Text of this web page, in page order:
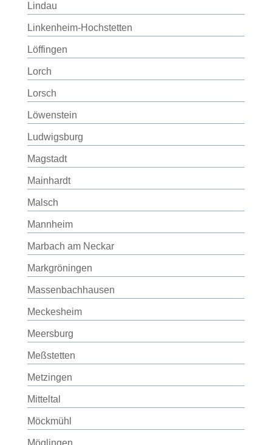
Lindau
Linkenheim-Hochstetten
Löffingen
Lorch
Lorsch
Löwenstein
Ludwigsburg
Magstadt
Mainhardt
Malsch
Mannheim
Marbach am Neckar
Markgröningen
Massenbachhausen
Meckesheim
Meersburg
Meßstetten
Metzingen
Mitteltal
Möckmühl
Möglingen